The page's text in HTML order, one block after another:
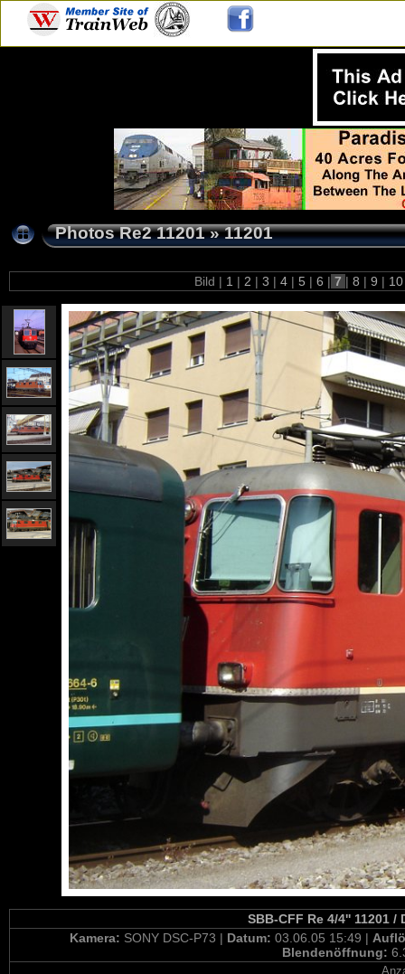
Photos Re2 11201»11201
Bild | 1 | 2 | 3 | 4 | 5 | 6 | 7 | 8 | 9 |
SBB-CFF Re 4/4'' 11201 /
Kamera: SONY DSC-P73 | Datum: 03.06.05 15:49 |
Blendenöffnung: